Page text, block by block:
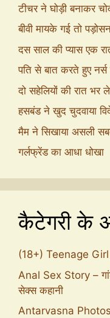
टीचर ने घोड़ी बनाकर
बीवी मायके गई तो
दस साल की प्यास एक
पति से बात करते हुए
दो सहेलियों की रात भर
हसबंड ने खुद चुदवाया
मैम ने सिखाया असली
गर्लफ्रेंड का आधा धोखा
कैटेगरी के
(18+) Teenage
Anal Sex Story – गांड
सेक्स कहानी
Antarvasna Photos